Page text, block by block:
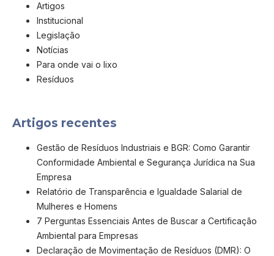
Artigos
Institucional
Legislação
Notícias
Para onde vai o lixo
Resíduos
Artigos recentes
Gestão de Resíduos Industriais e BGR: Como Garantir
Conformidade Ambiental e Segurança Jurídica na Sua
Empresa
Relatório de Transparência e Igualdade Salarial de
Mulheres e Homens
7 Perguntas Essenciais Antes de Buscar a Certificação
Ambiental para Empresas
Declaração de Movimentação de Resíduos (DMR): O